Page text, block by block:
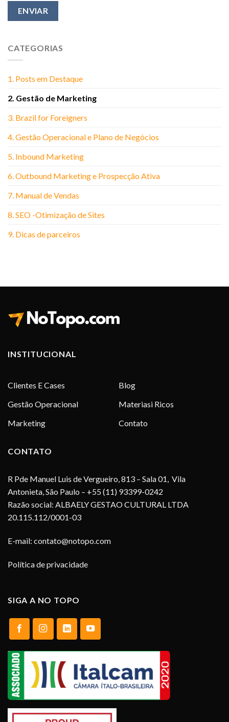
CATEGORIAS
1. Posts em Destaque
2. Gestão de Marketing
3. Brazil for Foreigners
4. Gestão Operacional e Plano de Negócios
5. Inbound Marketing
6. Outbound Marketing e Prospecção Ativa
7. Manual de Vendas
8. SEO -Otimização de Sites
9. Dicas de parceiros
INSTITUCIONAL
Clientes E Cases
Gestão Operacional
Marketing
Blog
Materiasi Ricos
Contato
CONTATO
R Pde Manuel Luis de Vergueiro, 813 – Sala 01, Vila
Antonieta, São Paulo – +55 (11) 93399-0242
Razão social: ALBAELY GESTAO CULTURAL LTDA
20.115.112/0001-03
E-mail: contato@notopo.com
Política de privacidade
SIGA A NO TOPO